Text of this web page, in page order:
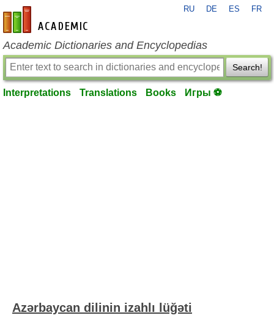
en-academic.com
RU DE ES FR
Academic Dictionaries and Encyclopedias
Search!
Interpretations Translations Books Игры ⚽
Azərbaycan dilinin izahlı lüğəti